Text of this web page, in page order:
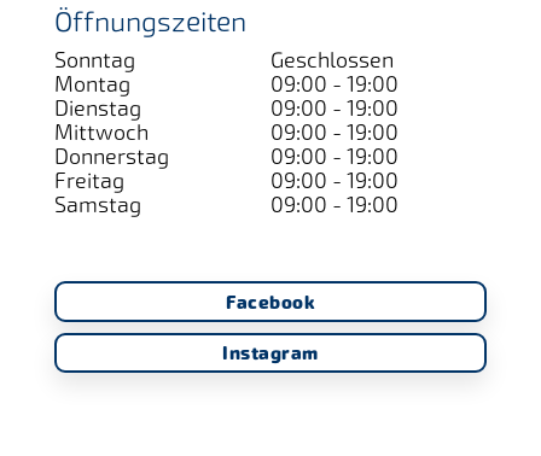
Öffnungszeiten
Sonntag
Geschlossen
Montag
09:00 - 19:00
Dienstag
09:00 - 19:00
Mittwoch
09:00 - 19:00
Donnerstag
09:00 - 19:00
Freitag
09:00 - 19:00
Samstag
09:00 - 19:00
Facebook
Instagram